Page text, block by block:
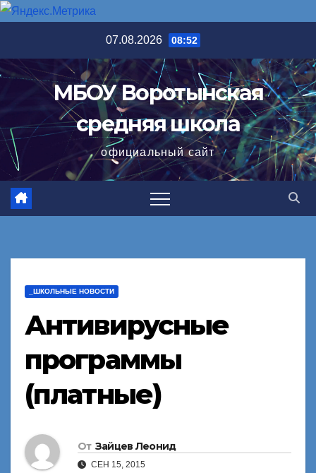
содержимому
07.08.2026 08:52
МБОУ Воротынская
средняя школа
официальный сайт
_ШКОЛЬНЫЕ НОВОСТИ
Антивирусные
программы
(платные)
От Зайцев Леонид
СЕН 15, 2015